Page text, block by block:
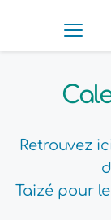
Retrouvez
Taizé pour